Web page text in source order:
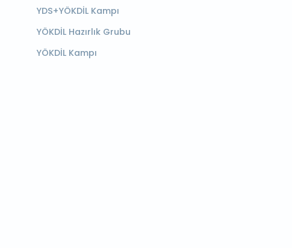
YDS+YÖKDİL Kampı
YÖKDİL Hazırlık Grubu
YÖKDİL Kampı